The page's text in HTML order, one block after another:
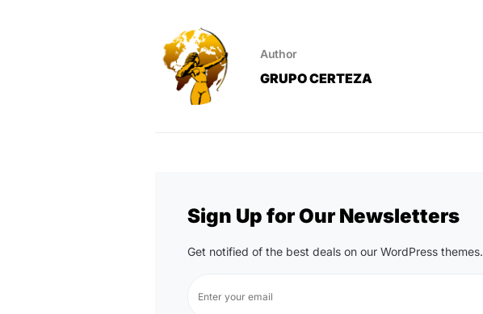
Author
GRUPO CERTEZA
Sign Up for Our Newsletters
Get notified of the best deals on our WordPress themes.